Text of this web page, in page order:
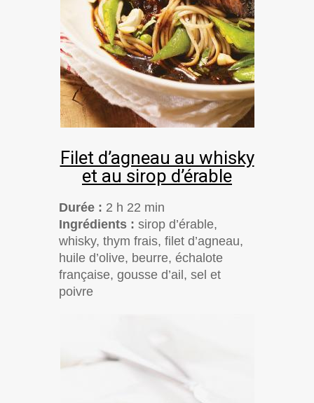
Filet d’agneau au whisky
et au sirop d’érable
Durée : 2 h 22 min
Ingrédients : sirop d’érable,
whisky, thym frais, filet d’agneau,
huile d’olive, beurre, échalote
française, gousse d’ail, sel et
poivre